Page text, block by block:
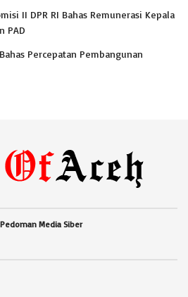
II DPR RI Bahas Remunerasi Kepala
PAD
Percepatan Pembangunan
Pedoman Media Siber